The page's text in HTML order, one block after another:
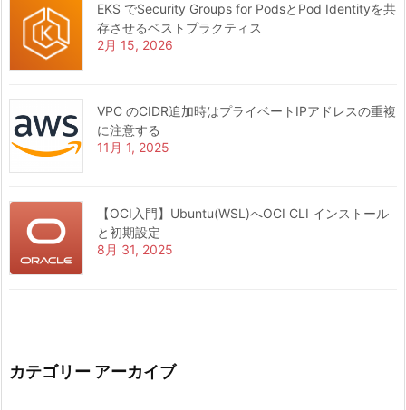
EKS でSecurity Groups for PodsとPod Identityを共
存させるベストプラクティス
2月 15, 2026
VPC のCIDR追加時はプライベートIPアドレスの重複
に注意する
11月 1, 2025
【OCI入門】Ubuntu(WSL)へOCI CLI インストール
と初期設定
8月 31, 2025
カテゴリー アーカイブ